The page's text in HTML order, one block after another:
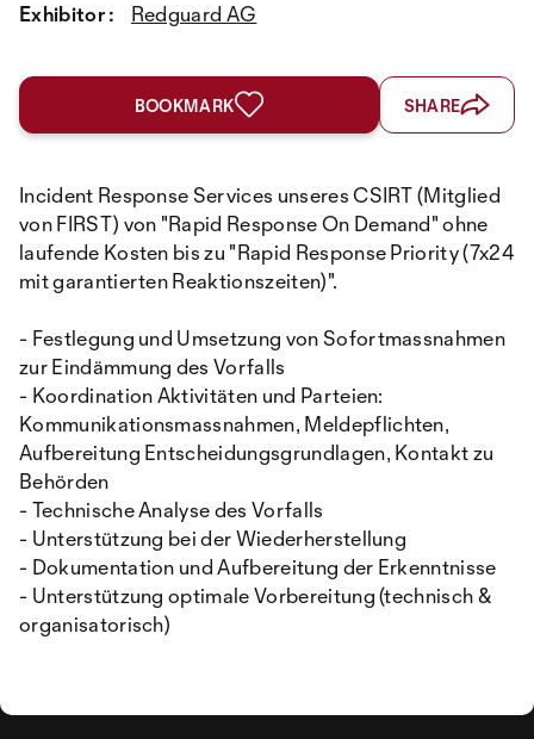
Exhibitor : Redguard AG
BOOKMARK SHARE
Incident Response Services unseres CSIRT (Mitglied
von FIRST) von "Rapid Response On Demand" ohne
laufende Kosten bis zu "Rapid Response Priority (7x24
mit garantierten Reaktionszeiten)".
- Festlegung und Umsetzung von Sofortmassnahmen
zur Eindämmung des Vorfalls
- Koordination Aktivitäten und Parteien:
Kommunikationsmassnahmen, Meldepflichten,
Aufbereitung Entscheidungsgrundlagen, Kontakt zu
Behörden
- Technische Analyse des Vorfalls
- Unterstützung bei der Wiederherstellung
- Dokumentation und Aufbereitung der Erkenntnisse
- Unterstützung optimale Vorbereitung (technisch &
organisatorisch)